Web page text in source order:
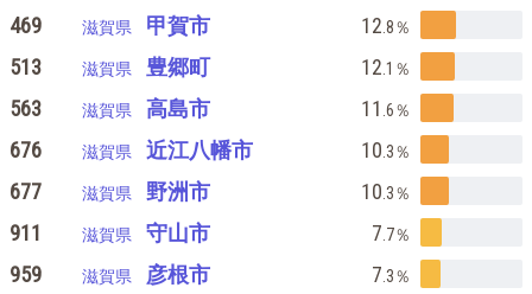
469 滋賀県 甲賀市 12 .8％
513 滋賀県 豊郷町 12 .1 ％
563 滋賀県 高島市 11 .6％
676 滋賀県 近江八幡市 10 .3％
677 滋賀県 野洲市 10 .3％
911 滋賀県 守山市 7 .7％
959 滋賀県 彦根市 7 .3％